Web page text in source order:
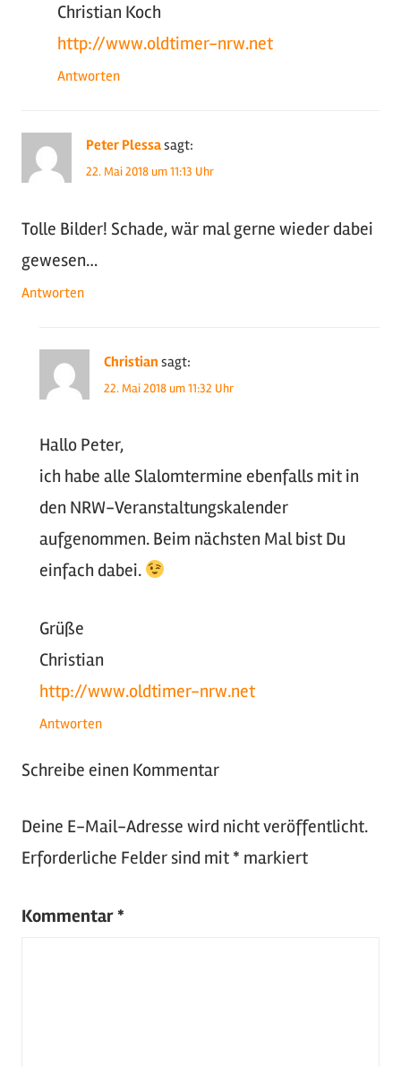
Christian Koch
http://www.oldtimer-nrw.net
Antworten
Peter Plessasagt:
22. Mai 2018 um 11:13 Uhr
Tolle Bilder! Schade, wär mal gerne wieder dabei
gewesen…
Antworten
Christian sagt:
22. Mai 2018 um 11:32 Uhr
Hallo Peter,
ich habe alle Slalomtermine ebenfalls mit in
den NRW-Veranstaltungskalender
aufgenommen. Beim nächsten Mal bist Du
einfach dabei.
Grüße
Christian
http://www.oldtimer-nrw.net
Antworten
Schreibe einen Kommentar
Deine E-Mail-Adresse wird nicht veröffentlicht.
Erforderliche Felder sind mit * markiert
Kommentar *